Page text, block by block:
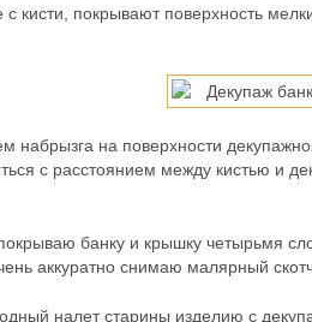
с кисти, покрывают поверхность
набрызга на поверхности
с расстоянием между кистью и
банку и крышку четырьмя
аккуратно снимаю малярный
налет старины изделию с